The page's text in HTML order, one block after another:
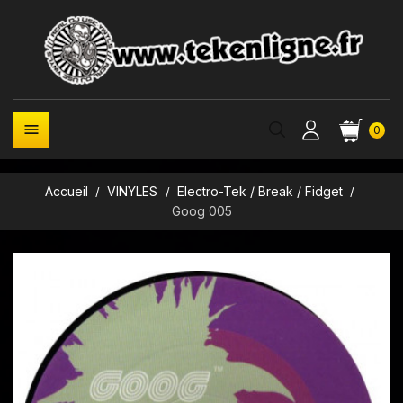
0

Accueil VINYLES
Electro-Tek / Break / Fidget
Goog 005